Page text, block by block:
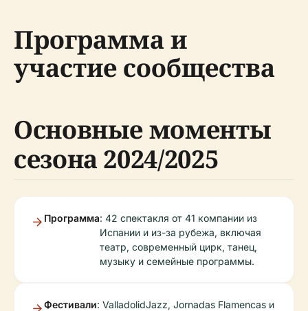
Программа и
участие сообщества
Основные моменты
сезона 2024/2025
Программа: 42 спектакля от 41 компании из
Испании и из-за рубежа, включая
театр, современный цирк, танец,
музыку и семейные программы.
Фестивали: ValladolidJazz, Jornadas Flamencas и